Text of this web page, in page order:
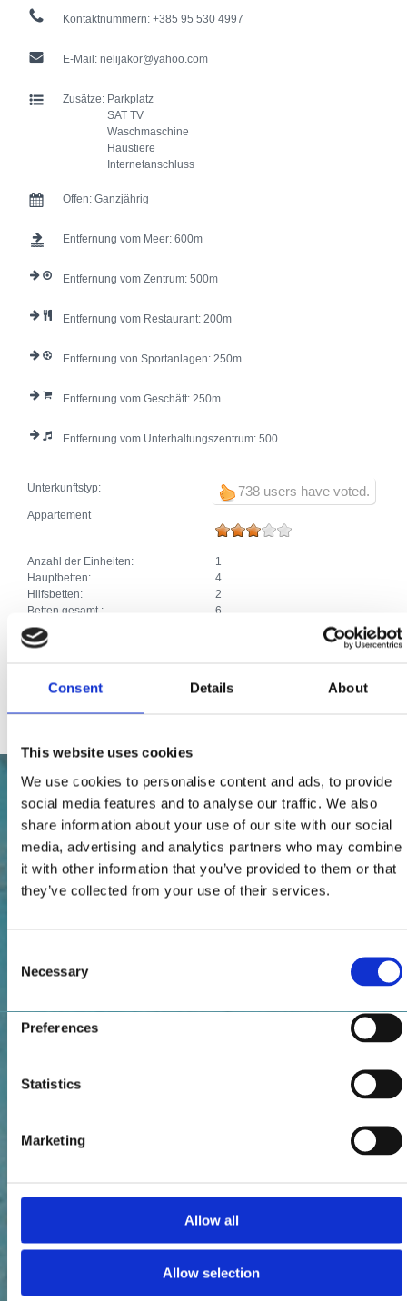
Consent Details About
This website uses cookies
We use cookies to personalise content and ads, to provide
social media features and to analyse our traffic. We also
share information about your use of our site with our social
media, advertising and analytics partners who may combine
it with other information that you’ve provided to them or that
they’ve collected from your use of their services.
Selection
Necessary
Preferences
Statistics
Marketing
Allow all
Allow selection
Kontaktnummern: +385 95 530 4997
E-Mail: nelijakor@yahoo.com
Zusätze: Parkplatz
SAT TV
Waschmaschine
Haustiere
Internetanschluss
Offen: Ganzjährig
Entfernung vom Meer: 600
Entfernung vom Zentrum: 500
Entfernung vom Restaurant: 200
Entfernung von Sportanlagen: 250
Entfernung vom Geschäft: 250
Entfernung vom Unterhaltungszentrum: 500
738 users have voted.
Unterkunftstyp:
Appartement
Anzahl der Einheiten:
1
Hauptbetten:
4
Hilfsbetten:
2
Betten gesamt :
6
Zusätze:
Internetanschluss